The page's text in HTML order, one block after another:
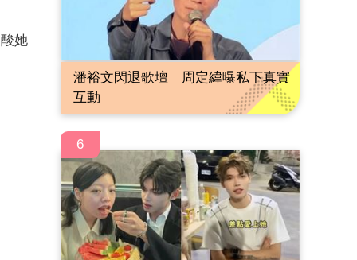
她
潘裕文閃退歌壇 周定緯曝私下真實
互動
6